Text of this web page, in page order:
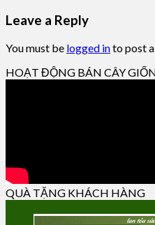
Leave a Reply
You must be logged into post
HOẠT ĐỘNG BÁN CÂY
QUÀ TẶNG KHÁCH HÀNG